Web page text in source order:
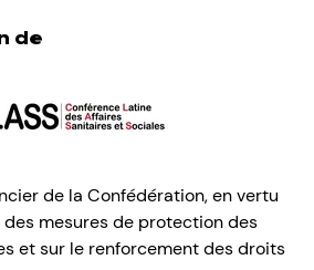
de
de la Confédération, en vertu
mesures de protection des
et sur le renforcement des droits